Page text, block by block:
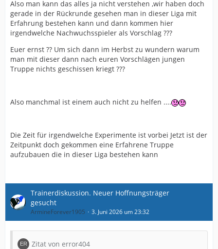
Also man kann das alles ja nicht verstehen ,wir haben doch
gerade in der Rückrunde gesehen man in dieser Liga mit
Erfahrung bestehen kann und dann kommen hier
irgendwelche Nachwuchsspieler als Vorschlag ???
Euer ernst ?? Um sich dann im Herbst zu wundern warum
man mit dieser dann nach euren Vorschlägen jungen
Truppe nichts geschissen kriegt ???
Also manchmal ist einem auch nicht zu helfen ....
Die Zeit für irgendwelche Experimente ist vorbei Jetzt ist der
Zeitpunkt doch gekommen eine Erfahrene Truppe
aufzubauen die in dieser Liga bestehen kann
Trainerdiskussion. Neuer Hoffnungsträger
gesucht
ArmineForever1905 3. Juni 2026 um 23:32
Zitat von error404